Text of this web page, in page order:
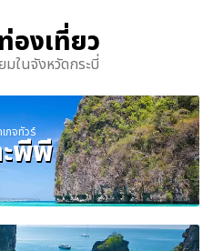
องเที่ยว
มในจังหวัดกระบี่
กจทัวร์
ะพีพี